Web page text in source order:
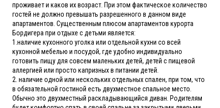
проживает и каков их возраст. При этом фактическое количество
гостей не должно превышать разрешенного в данном виде
апартаментов. Существенным плюсом апартаментов курорта
Бордигера при отдыхе с детьми является:
1.наличие кухонного уголка или отдельной кухни со всей
кухонной мебелью и посудой, где удобно индивидуально
готовить пищу для совсем маленьких детей, детей с пищевой
аллергией или просто капризных в питании детей.
2. наличие одной или нескольких отдельных спален, при том, что
в обязательной гостиной есть двухместное спальное место.
Обычно это двухместный раскладывающийся диван. Родителям